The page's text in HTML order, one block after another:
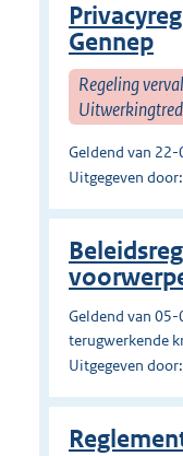
Gennep
Regeling
Geldend van
Uitgegeven
Geldend van
terugwerkende
Uitgegeven